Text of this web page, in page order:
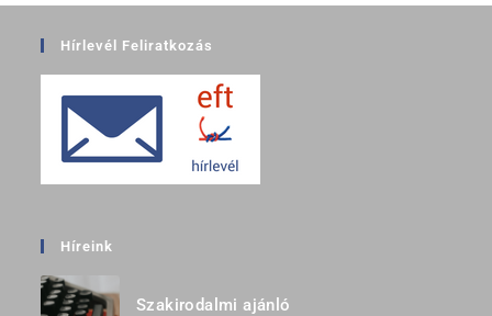
Hírlevél Feliratkozás
Híreink
Szakirodalmi ajánló